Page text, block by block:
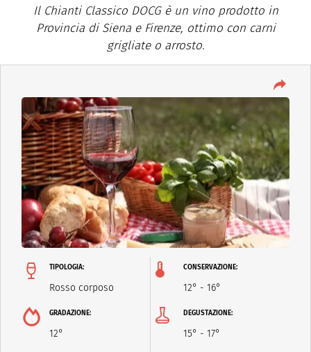
Il Chianti Classico DOCG è un vino prodotto in
Provincia di Siena e Firenze, ottimo con carni
grigliate o arrosto.
TIPOLOGIA:
Rosso corposo
CONSERVAZIONE:
12° - 16°
GRADAZIONE:
12°
DEGUSTAZIONE:
15° - 17°